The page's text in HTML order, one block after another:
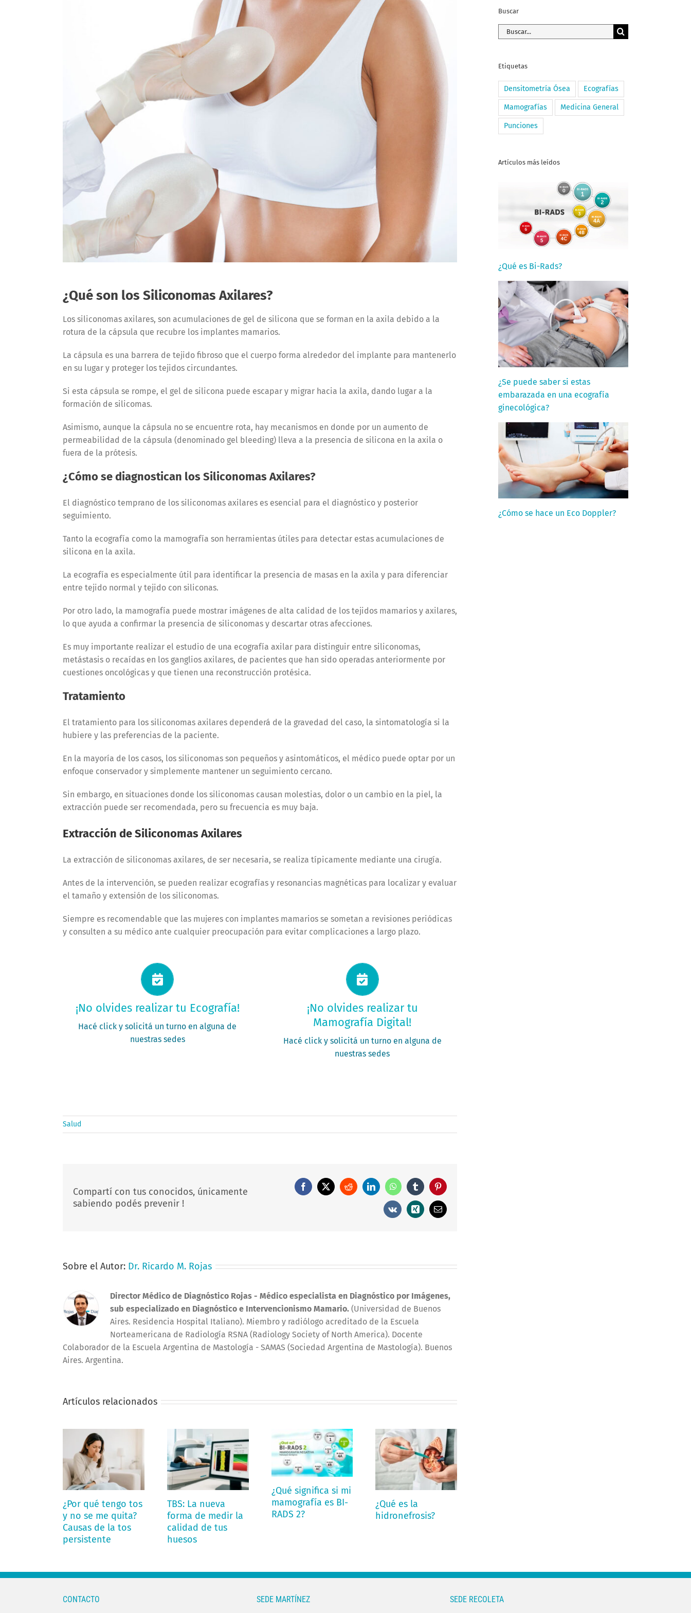
¿Qué son los Siliconomas Axilares?
Los siliconomas axilares, son acumulaciones de gel de silicona que se forman en la axila debido a la
rotura de la cápsula que recubre los implantes mamarios.
La cápsula es una barrera de tejido fibroso que el cuerpo forma alrededor del implante para mantenerlo
en su lugar y proteger los tejidos circundantes.
Si esta cápsula se rompe, el gel de silicona puede escapar y migrar hacia la axila, dando lugar a la
formación de silicomas.
Asimismo, aunque la cápsula no se encuentre rota, hay mecanismos en donde por un aumento de
permeabilidad de la cápsula (denominado gel bleeding) lleva a la presencia de silicona en la axila o
fuera de la prótesis.
¿Cómo se diagnostican los Siliconomas Axilares?
El diagnóstico temprano de los siliconomas axilares es esencial para el diagnóstico y posterior
seguimiento.
Tanto la ecografía como la mamografía son herramientas útiles para detectar estas acumulaciones de
silicona en la axila.
La ecografía es especialmente útil para identificar la presencia de masas en la axila y para diferenciar
entre tejido normal y tejido con siliconas.
Por otro lado, la mamografía puede mostrar imágenes de alta calidad de los tejidos mamarios y axilares,
lo que ayuda a confirmar la presencia de siliconomas y descartar otras afecciones.
Es muy importante realizar el estudio de una ecografía axilar para distinguir entre siliconomas,
metástasis o recaídas en los ganglios axilares, de pacientes que han sido operadas anteriormente por
cuestiones oncológicas y que tienen una reconstrucción protésica.
Tratamiento
El tratamiento para los siliconomas axilares dependerá de la gravedad del caso, la sintomatología si la
hubiere y las preferencias de la paciente.
En la mayoría de los casos, los siliconomas son pequeños y asintomáticos, el médico puede optar por un
enfoque conservador y simplemente mantener un seguimiento cercano.
Sin embargo, en situaciones donde los siliconomas causan molestias, dolor o un cambio en la piel, la
extracción puede ser recomendada, pero su frecuencia es muy baja.
Extracción de Siliconomas Axilares
La extracción de siliconomas axilares, de ser necesaria, se realiza típicamente mediante una cirugía.
Antes de la intervención, se pueden realizar ecografías y resonancias magnéticas para localizar y evaluar
el tamaño y extensión de los siliconomas.
Siempre es recomendable que las mujeres con implantes mamarios se sometan a revisiones periódicas
y consulten a su médico ante cualquier preocupación para evitar complicaciones a largo plazo.
¡No olvides realizar tu Ecografía!
Hacé click y solicitá un turno en alguna de
nuestras sedes
Solicitá tu turno ahora
¡No olvides realizar tu
Mamografía Digital!
Hacé click y solicitá un turno en alguna de
nuestras sedes
Solicitá tu turno ahora
PEDÍ TU TURNO
Salud
Compartí con tus conocidos, únicamente
sabiendo podés prevenir !
Facebook
X RedditLinkedInWhatsAppTumblrPinterest
Vk Xing
Correo
electrónico
Sobre el Autor: Dr. Ricardo M. Rojas
Director Médico de Diagnóstico Rojas - Médico especialista en Diagnóstico por Imágenes,
sub especializado en Diagnóstico e Intervencionismo Mamario. (Universidad de Buenos
Aires. Residencia Hospital Italiano). Miembro y radiólogo acreditado de la Escuela
Norteamericana de Radiología RSNA (Radiology Society of North America). Docente
Colaborador de la Escuela Argentina de Mastología - SAMAS (Sociedad Argentina de Mastología). Buenos
Aires. Argentina.
Artículos relacionados
¿Por qué tengo tos
y no se me quita?
Causas de la tos
persistente
TBS: La nueva
forma de medir la
calidad de tus
huesos
¿Qué significa si mi
mamografía es BI-
RADS 2?
¿Qué es la
hidronefrosis?
Buscar
Buscar:
Etiquetas
Densitometría Ósea Ecografías
Mamografías Medicina General
Punciones
Artículos más leídos
¿Qué es Bi-Rads?
¿Se puede saber si estas
embarazada en una ecografía
ginecológica?
¿Cómo se hace un Eco Doppler?
CONTACTO SEDE MARTÍNEZ SEDE RECOLETA